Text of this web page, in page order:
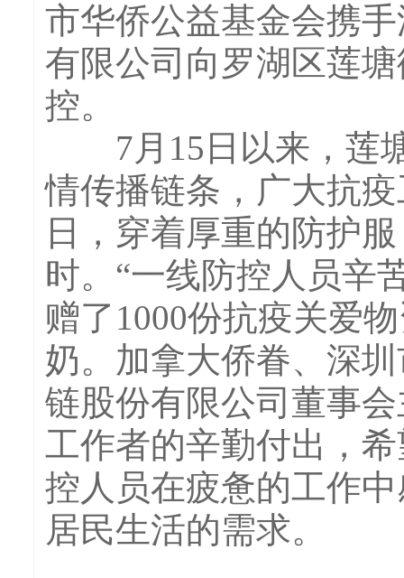
市华侨公益基金会携
有限公司向罗湖区莲
控。
7月15日以来，莲塘
情传播链条，广大抗
日，穿着厚重的防护
时。“一线防控人员辛
赠了1000份抗疫关爱
奶。加拿大侨眷、深
链股份有限公司董事
工作者的辛勤付出，
控人员在疲惫的工作
居民生活的需求。